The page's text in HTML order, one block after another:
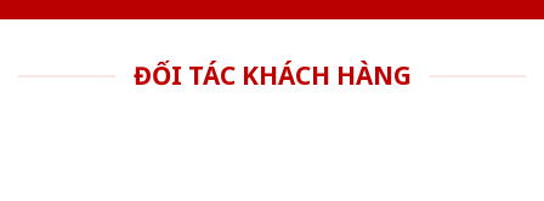
ĐỐI TÁC KHÁCH HÀNG